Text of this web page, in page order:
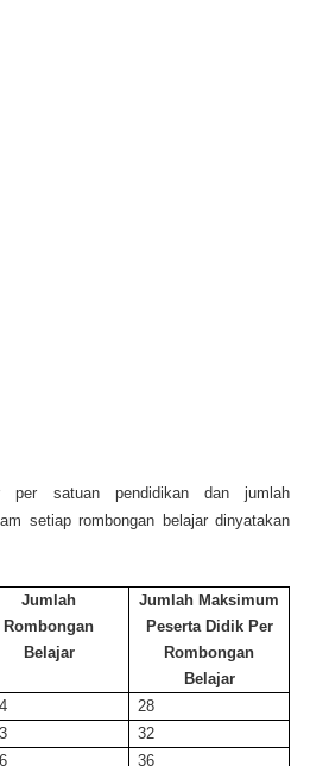
per satuan pendidikan dan jumlah
setiap rombongan belajar dinyatakan
Jumlah
Rombongan
Belajar
Jumlah Maksimum
Peserta Didik Per
Rombongan
Belajar
28
32
36